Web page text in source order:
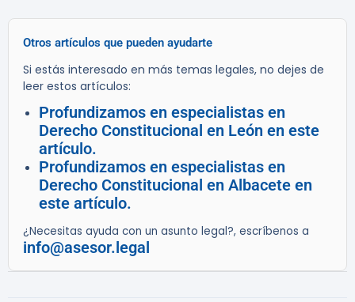
Otros artículos que pueden ayudarte
Si estás interesado en más temas legales, no dejes de
leer estos artículos:
Profundizamos en especialistas en
Derecho Constitucional en León en este
artículo.
Profundizamos en especialistas en
Derecho Constitucional en Albacete en
este artículo.
¿Necesitas ayuda con un asunto legal?, escríbenos a
info@asesor.legal